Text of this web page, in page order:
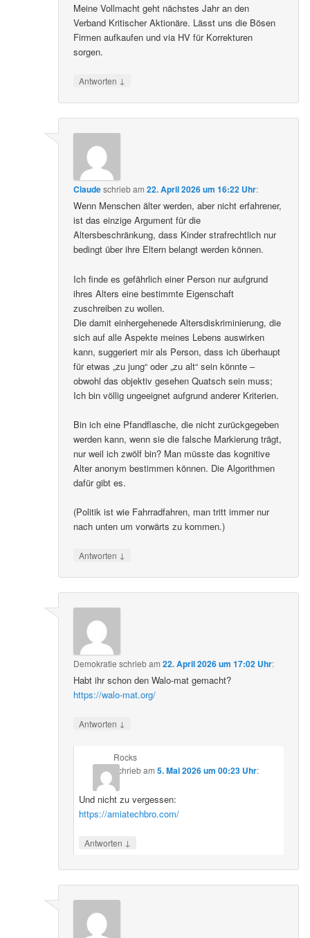
Meine Vollmacht geht nächstes Jahr an den
Verband Kritischer Aktionäre. Lässt uns die Bösen
Firmen aufkaufen und via HV für Korrekturen
sorgen.
Antworten ↓
Claudeschriebam22. April 2026 um 16:22 Uhr:
Wenn Menschen älter werden, aber nicht erfahrener,
ist das einzige Argument für die
Altersbeschränkung, dass Kinder strafrechtlich nur
bedingt über ihre Eltern belangt werden können.
Ich finde es gefährlich einer Person nur aufgrund
ihres Alters eine bestimmte Eigenschaft
zuschreiben zu wollen.
Die damit einhergehenede Altersdiskriminierung, die
sich auf alle Aspekte meines Lebens auswirken
kann, suggeriert mir als Person, dass ich überhaupt
für etwas „zu jung“ oder „zu alt“ sein könnte –
obwohl das objektiv gesehen Quatsch sein muss;
Ich bin völlig ungeeignet aufgrund anderer Kriterien.
Bin ich eine Pfandflasche, die nicht zurückgegeben
werden kann, wenn sie die falsche Markierung trägt,
nur weil ich zwölf bin? Man müsste das kognitive
Alter anonym bestimmen können. Die Algorithmen
dafür gibt es.
(Politik ist wie Fahrradfahren, man tritt immer nur
nach unten um vorwärts zu kommen.)
Antworten ↓
Demokratie schriebam22. April 2026 um 17:02 Uhr:
Habt ihr schon den Walo-mat gemacht?
https://walo-mat.org/
Antworten ↓
Rocks
schriebam 5. Mai 2026 um 00:23 Uhr:
Und nicht zu vergessen:
https://amiatechbro.com/
Antworten ↓